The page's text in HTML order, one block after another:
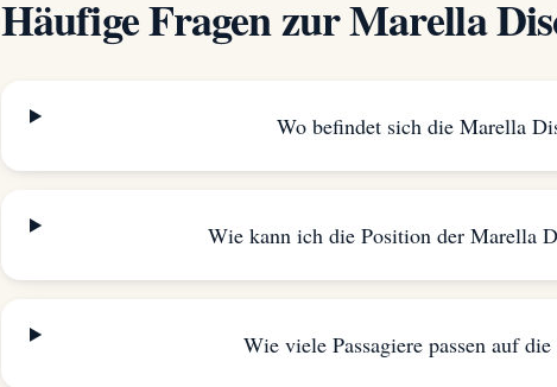
Häufige Fragen zur Marella
Wo befindet sich die Marella
Wie kann ich die Position der Marella
Wie viele Passagiere passen auf